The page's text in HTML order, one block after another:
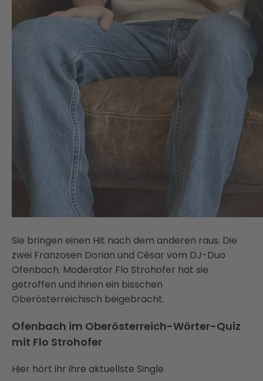
Sie bringen einen Hit nach dem anderen raus. Die
zwei Franzosen Dorian und César vom DJ-Duo
Ofenbach. Moderator Flo Strohofer hat sie
getroffen und ihnen ein bisschen
Oberösterreichisch beigebracht.
Ofenbach im Oberösterreich-Wörter-Quiz
mit Flo Strohofer
Hier hört ihr ihre aktuellste Single